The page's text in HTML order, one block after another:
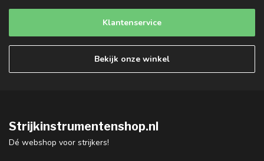
Klantenservice
Bekijk onze winkel
Strijkinstrumentenshop.nl
Dé webshop voor strijkers!